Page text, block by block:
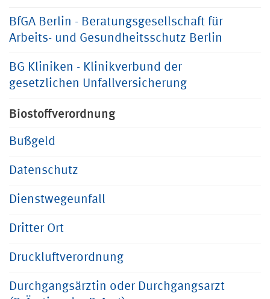
BfGA Berlin - Beratungsgesellschaft für
Arbeits- und Gesundheitsschutz Berlin
BG Kliniken - Klinikverbund der
gesetzlichen Unfallversicherung
Biostoffverordnung
Bußgeld
Datenschutz
Dienstwegeunfall
Dritter Ort
Druckluftverordnung
Durchgangsärztin oder Durchgangsarzt